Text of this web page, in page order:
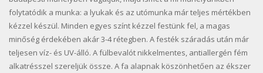
folytatódik a munka: a lyukak és az utómunka már teljes mértékben
kézzel készül. Minden egyes színt kézzel festünk fel, a magas
minőség érdekében akár 3-4 rétegben. A festék száradás után már
teljesen víz- és UV-álló. A fülbevalót nikkelmentes, antiallergén fém
alkatrésszel szereljük össze. A fa alapnak köszönhetően az ékszer